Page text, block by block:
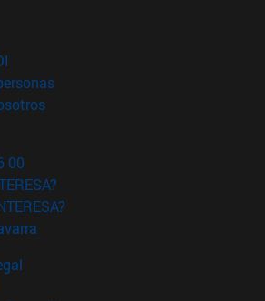
en nueva ventana)
(abre en nueva ventana)
(abre en nueva ventana)
00